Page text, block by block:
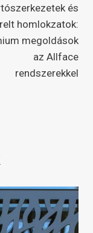
és
homlokzatok:
megoldások
az Allface
rendszerekkel